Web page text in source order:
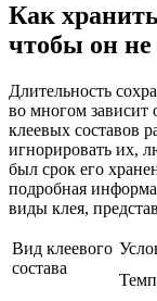
Как
чтобы он не
Длительность
во многом зависит
клеевых составов
игнорировать их,
был срок его
подробная
виды клея,
Вид клеевого
состава